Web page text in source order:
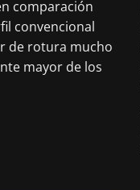
comparación
convencional
de rotura mucho
mayor de los